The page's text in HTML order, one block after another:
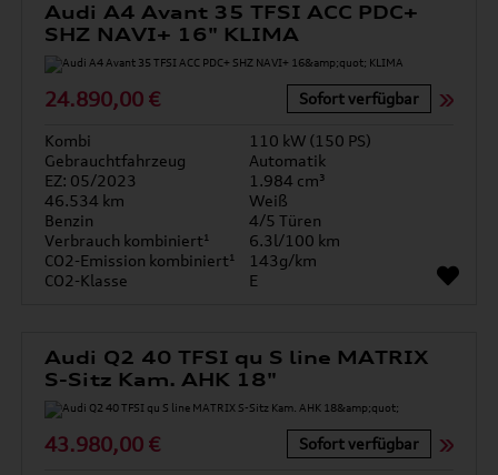
Audi A4 Avant 35 TFSI ACC PDC+
SHZ NAVI+ 16" KLIMA
24.890,00 € Sofort verfügbar
Kombi
110 kW (150 PS)
Gebrauchtfahrzeug
Automatik
EZ: 05/2023
1.984 cm³
46.534 km
Weiß
Benzin
4/5 Türen
Verbrauch kombiniert¹
6.3l/100 km
CO2-Emission kombiniert¹
143g/km
CO2-Klasse
E
Audi Q2 40 TFSI qu S line MATRIX
S-Sitz Kam. AHK 18"
43.980,00 € Sofort verfügbar